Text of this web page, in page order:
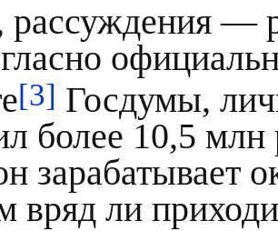
рассуждения —
[3] Госдумы,
более 10,5
зарабатывает
вряд ли